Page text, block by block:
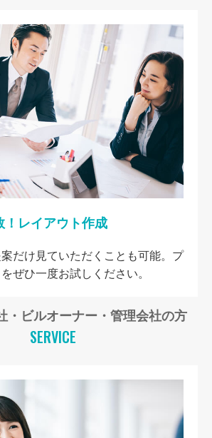
！レイアウト作成
だけ見ていただくことも可能。プ
ぜひ一度お試しください。
・ビルオーナー・管理会社の方
SERVICE